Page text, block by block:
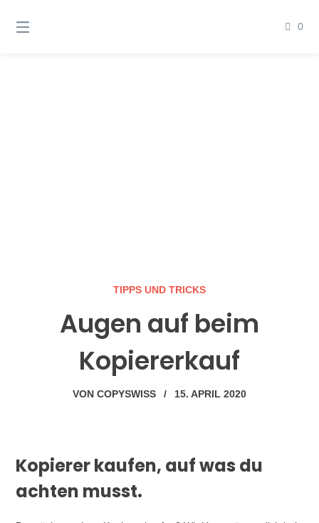
zum
0
TIPPS UND TRICKS
Augen auf beim
Kopiererkauf
VON COPYSWISS / 15. APRIL 2020
Kopierer kaufen, auf was du
achten musst.